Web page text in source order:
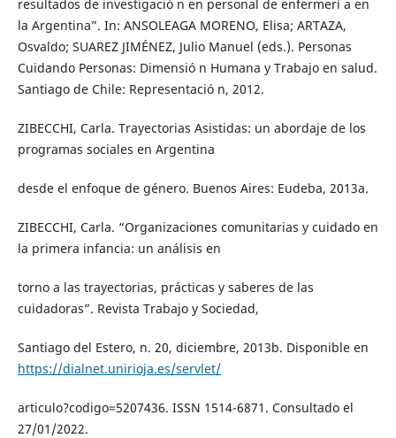
resultados de investigació n en personal de enfermerí a en
la Argentina”. In: ANSOLEAGA MORENO, Elisa; ARTAZA,
Osvaldo; SUAREZ JIMÉNEZ, Julio Manuel (eds.). Personas
Cuidando Personas: Dimensió n Humana y Trabajo en salud.
Santiago de Chile: Representació n, 2012.
ZIBECCHI, Carla. Trayectorias Asistidas: un abordaje de los
programas sociales en Argentina
desde el enfoque de género. Buenos Aires: Eudeba, 2013a.
ZIBECCHI, Carla. “Organizaciones comunitarias y cuidado en
la primera infancia: un análisis en
torno a las trayectorias, prácticas y saberes de las
cuidadoras”. Revista Trabajo y Sociedad,
Santiago del Estero, n. 20, diciembre, 2013b. Disponible en
https://dialnet.unirioja.es/servlet/
articulo?codigo=5207436. ISSN 1514-6871. Consultado el
27/01/2022.